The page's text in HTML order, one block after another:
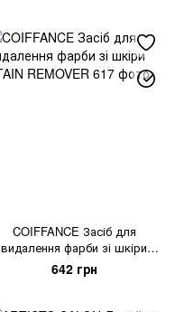
COIFFANCE Засіб для
видалення фарби зі шкіри
STAIN REMOVER
642 грн